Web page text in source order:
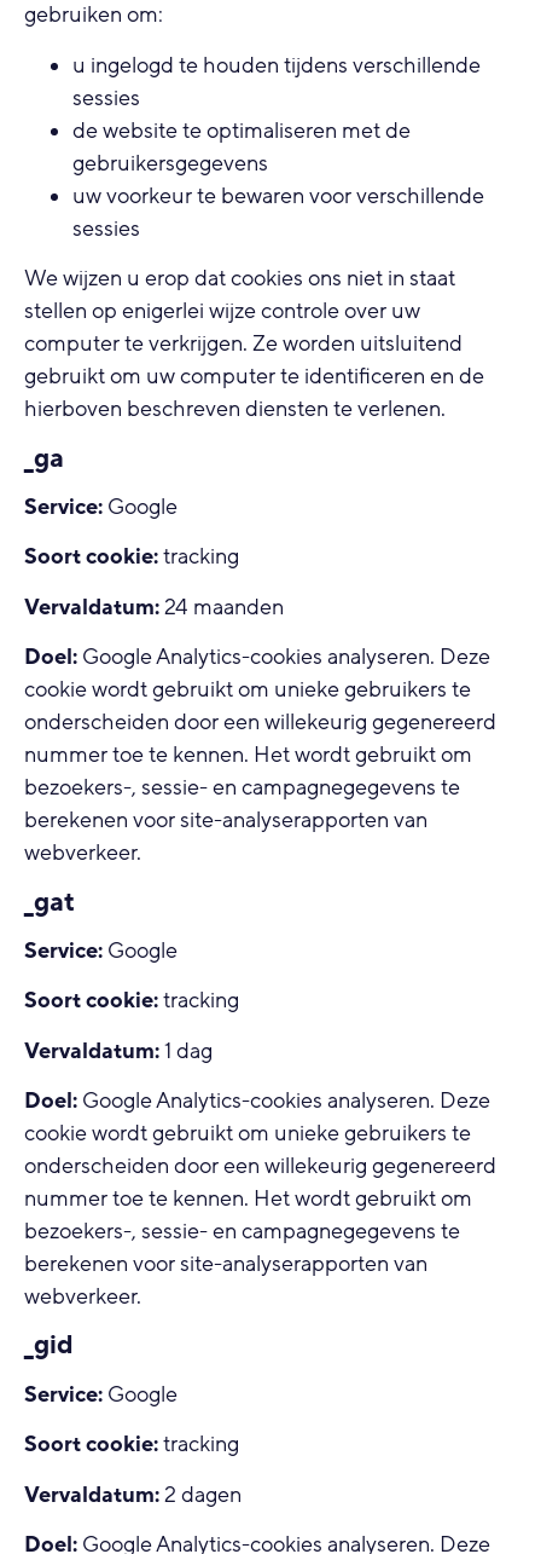
gebruiken om:
u ingelogd te houden tijdens verschillende
sessies
de website te optimaliseren met de
gebruikersgegevens
uw voorkeur te bewaren voor verschillende
sessies
We wijzen u erop dat cookies ons niet in staat
stellen op enigerlei wijze controle over uw
computer te verkrijgen. Ze worden uitsluitend
gebruikt om uw computer te identificeren en de
hierboven beschreven diensten te verlenen.
_ga
Service: Google
Soort cookie:tracking
Vervaldatum:24 maanden
Doel: Google Analytics-cookies analyseren. Deze
cookie wordt gebruikt om unieke gebruikers te
onderscheiden door een willekeurig gegenereerd
nummer toe te kennen. Het wordt gebruikt om
bezoekers-, sessie- en campagnegegevens te
berekenen voor site-analyserapporten van
webverkeer.
_gat
Service: Google
Soort cookie:tracking
Vervaldatum:1 dag
Doel: Google Analytics-cookies analyseren. Deze
cookie wordt gebruikt om unieke gebruikers te
onderscheiden door een willekeurig gegenereerd
nummer toe te kennen. Het wordt gebruikt om
bezoekers-, sessie- en campagnegegevens te
berekenen voor site-analyserapporten van
webverkeer.
_gid
Service: Google
Soort cookie:tracking
Vervaldatum:2 dagen
Doel: Google Analytics-cookies analyseren. Deze